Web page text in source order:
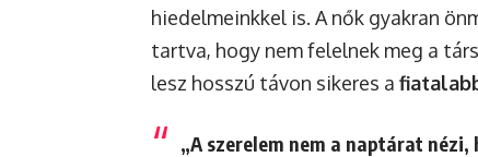
hiedelmeinkkel is. A nők gyakran
tartva, hogy nem felelnek meg a
lesz hosszú távon sikeres a
„A szerelem nem a naptárat